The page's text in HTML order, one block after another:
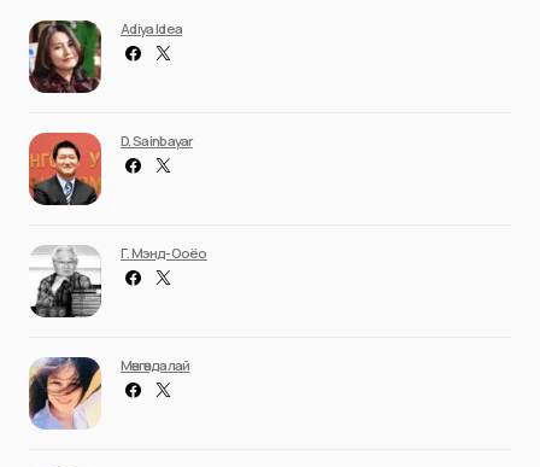
Adiya Idea
D. Sainbayar
Г. Мэнд-Ооёо
Мөнгөндалай